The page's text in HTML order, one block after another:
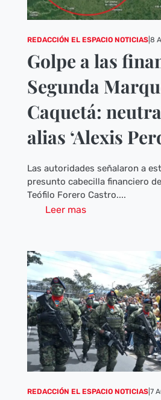
REDACCIÓN EL ESPACIO NOTICIAS| 8
Golpe a las
Segunda
Caquetá:
alias ‘Alexis
Las autoridades señalaron a
presunto cabecilla financiero
Teófilo Forero Castro....
Leer mas
REDACCIÓN EL ESPACIO NOTICIAS| 7